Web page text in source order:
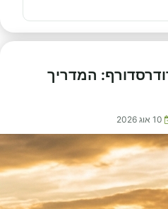
המדריך
10 אוג 2026